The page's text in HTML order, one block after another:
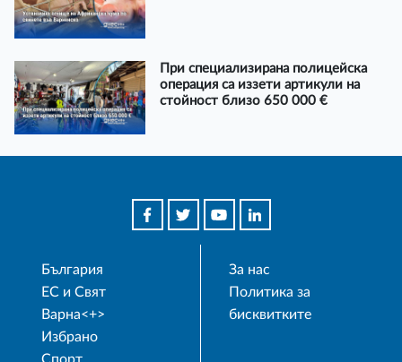
При специализирана полицейска
операция са иззети артикули на
стойност близо 650 000 €
България
ЕС и Свят
Варна<+>
Избрано
За нас
Политика за
бисквитките